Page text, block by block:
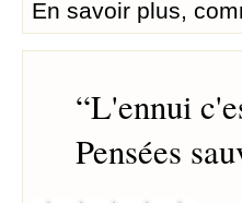
En savoir plus,
“L'ennui
Pensées